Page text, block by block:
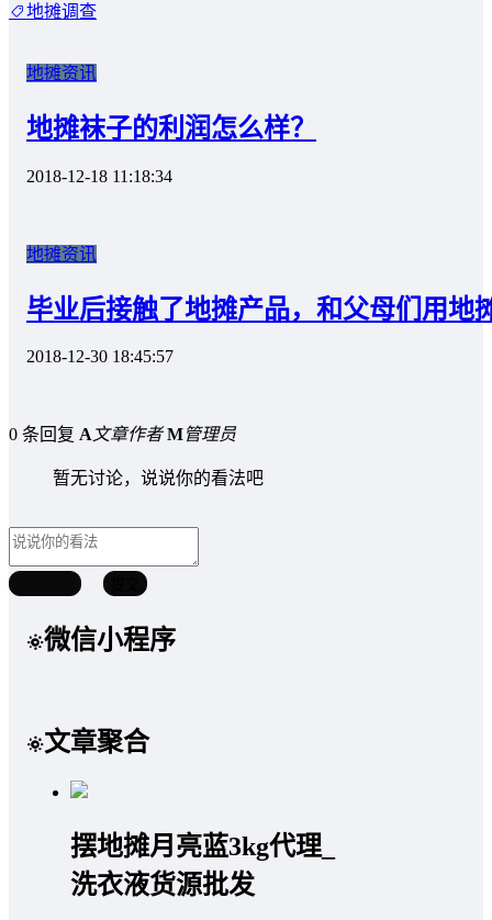
地摊调查
地摊资讯
地摊袜子的利润怎么样？
2018-12-18 11:18:34
地摊资讯
毕业后接触了地摊产品，和父母们用地
2018-12-30 18:45:57
0 条回复 A文章作者 M管理员
暂无讨论，说说你的看法吧
微信小程序
文章聚合
摆地摊月亮蓝3kg代理_
洗衣液货源批发